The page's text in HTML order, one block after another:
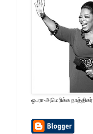
ஓபரா-அமெரிக்க நாத்திகர்